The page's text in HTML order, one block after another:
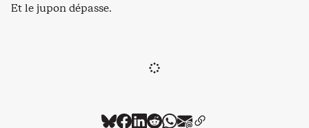
Et le jupon dépasse.